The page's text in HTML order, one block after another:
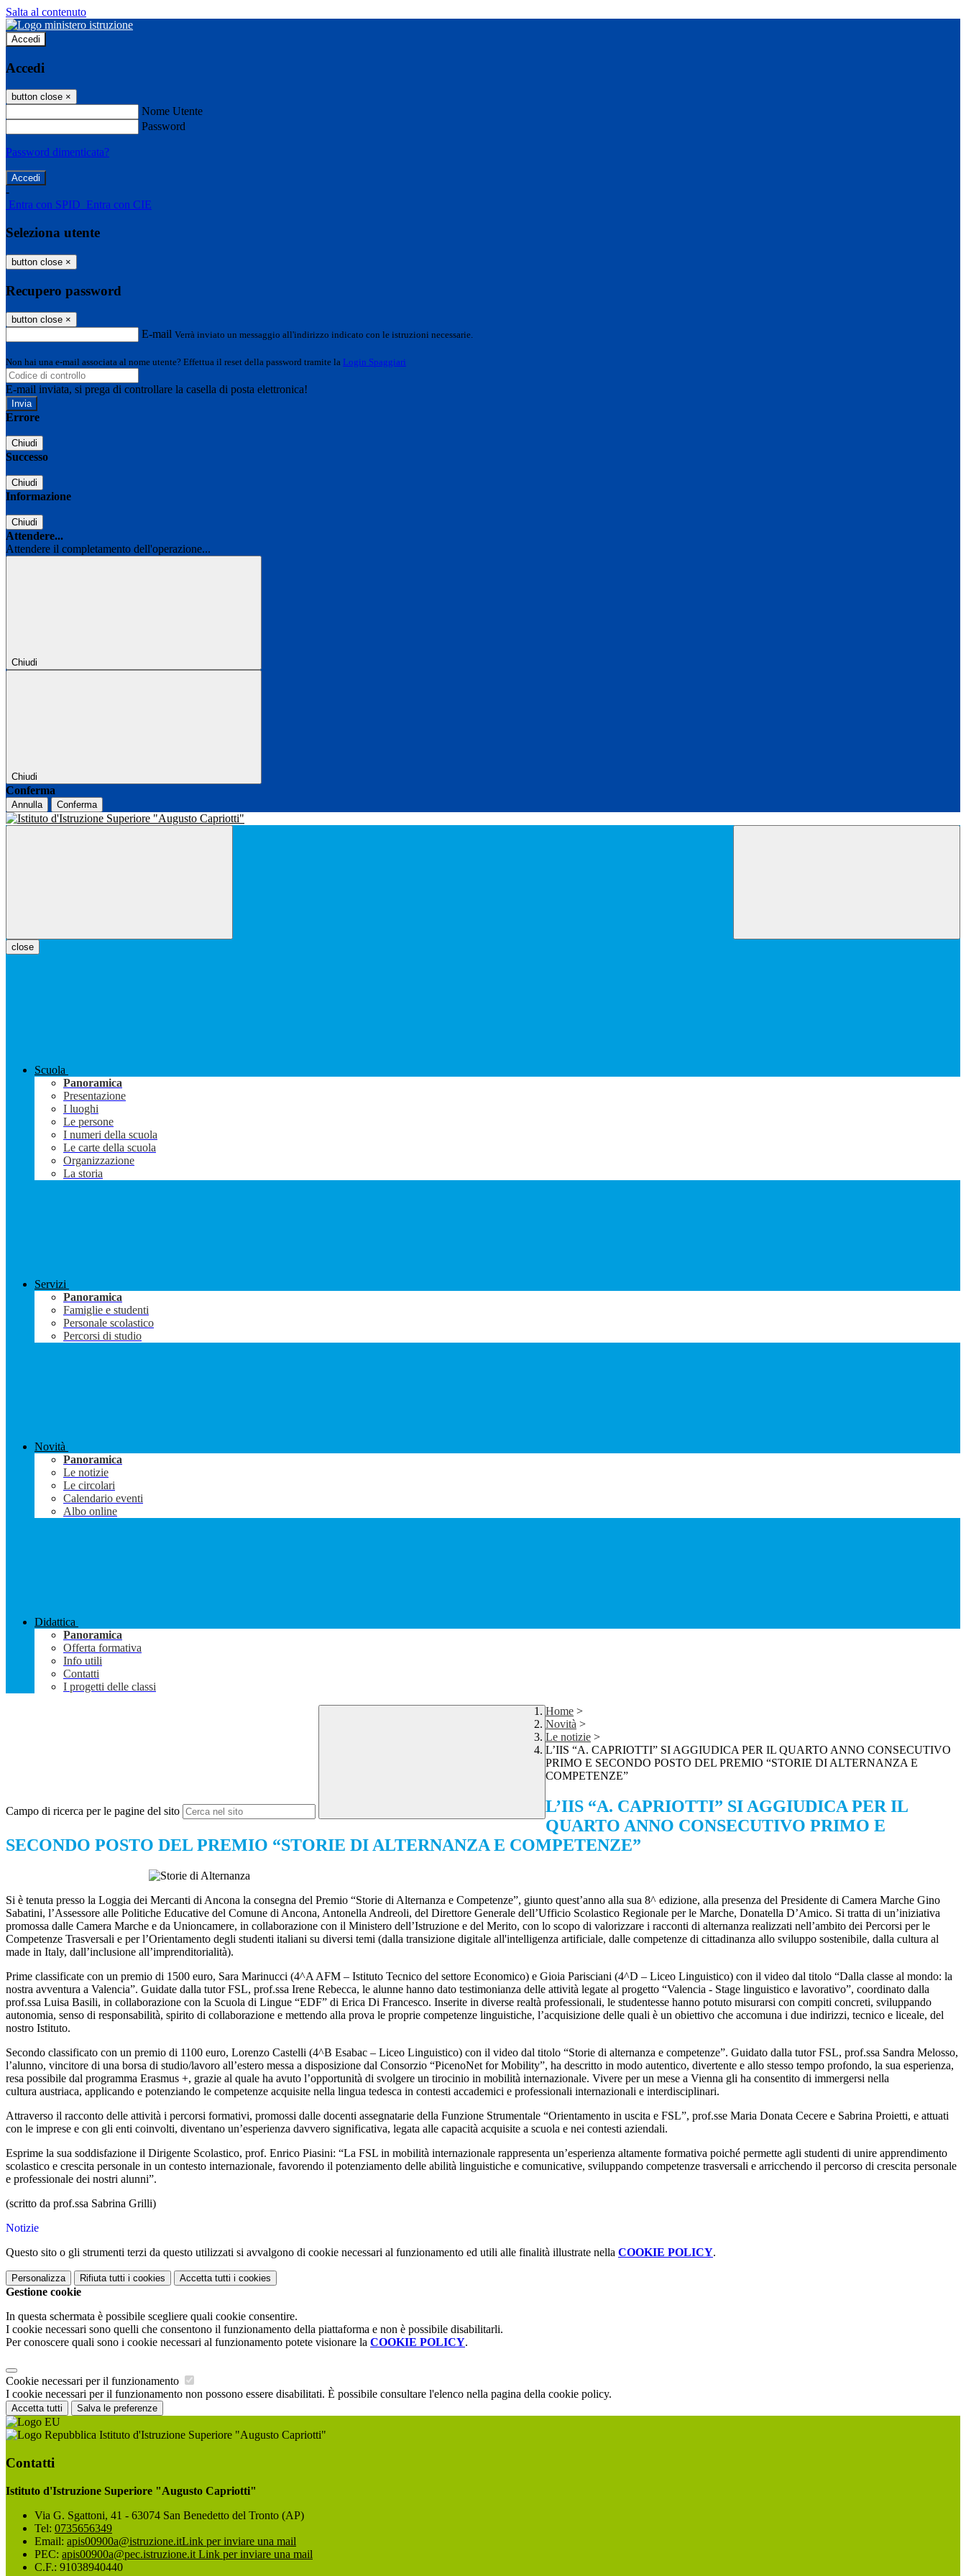
Salta al contenuto
Accedi
Accedi
button close ×
Nome Utente
Password
Password dimenticata?
-
Entra con SPID Entra con CIE
Seleziona utente
button close ×
Recupero password
button close ×
E-mail Verrà inviato un messaggio all'indirizzo indicato con le istruzioni necessarie.
Non hai una e-mail associata al nome utente? Effettua il reset della password tramite la Login Spaggiari
E-mail inviata, si prega di controllare la casella di posta elettronica!
Errore
Chiudi
Successo
Chiudi
Informazione
Chiudi
Attendere...
Attendere il completamento dell'operazione...
Chiudi
Chiudi
Conferma
Annulla Conferma
close
Scuola
Panoramica
Presentazione
I luoghi
Le persone
I numeri della scuola
Le carte della scuola
Organizzazione
La storia
Servizi
Panoramica
Famiglie e studenti
Personale scolastico
Percorsi di studio
Novità
Panoramica
Le notizie
Le circolari
Calendario eventi
Albo online
Didattica
Panoramica
Offerta formativa
Info utili
Contatti
I progetti delle classi
Campo di ricerca per le pagine del sito
Home >
Novità >
Le notizie >
L’IIS “A. CAPRIOTTI” SI AGGIUDICA PER IL QUARTO ANNO CONSECUTIVO
PRIMO E SECONDO POSTO DEL PREMIO “STORIE DI ALTERNANZA E
COMPETENZE”
L’IIS “A. CAPRIOTTI” SI AGGIUDICA PER IL
QUARTO ANNO CONSECUTIVO PRIMO E
SECONDO POSTO DEL PREMIO “STORIE DI ALTERNANZA E COMPETENZE”
Si è tenuta presso la Loggia dei Mercanti di Ancona la consegna del Premio “Storie di Alternanza e Competenze”, giunto quest’anno alla sua 8^ edizione, alla presenza del Presidente di Camera Marche Gino
Sabatini, l’Assessore alle Politiche Educative del Comune di Ancona, Antonella Andreoli, del Direttore Generale dell’Ufficio Scolastico Regionale per le Marche, Donatella D’Amico. Si tratta di un’iniziativa
promossa dalle Camera Marche e da Unioncamere, in collaborazione con il Ministero dell’Istruzione e del Merito, con lo scopo di valorizzare i racconti di alternanza realizzati nell’ambito dei Percorsi per le
Competenze Trasversali e per l’Orientamento degli studenti italiani su diversi temi (dalla transizione digitale all'intelligenza artificiale, dalle competenze di cittadinanza allo sviluppo sostenibile, dalla cultura al
made in Italy, dall’inclusione all’imprenditorialità).
Prime classificate con un premio di 1500 euro, Sara Marinucci (4^A AFM – Istituto Tecnico del settore Economico) e Gioia Parisciani (4^D – Liceo Linguistico) con il video dal titolo “Dalla classe al mondo: la
nostra avventura a Valencia”. Guidate dalla tutor FSL, prof.ssa Irene Rebecca, le alunne hanno dato testimonianza delle attività legate al progetto “Valencia - Stage linguistico e lavorativo”, coordinato dalla
prof.ssa Luisa Basili, in collaborazione con la Scuola di Lingue “EDF” di Erica Di Francesco. Inserite in diverse realtà professionali, le studentesse hanno potuto misurarsi con compiti concreti, sviluppando
autonomia, senso di responsabilità, spirito di collaborazione e mettendo alla prova le proprie competenze linguistiche, l’acquisizione delle quali è un obiettivo che accomuna i due indirizzi, tecnico e liceale, del
nostro Istituto.
Secondo classificato con un premio di 1100 euro, Lorenzo Castelli (4^B Esabac – Liceo Linguistico) con il video dal titolo “Storie di alternanza e competenze”. Guidato dalla tutor FSL, prof.ssa Sandra Melosso,
l’alunno, vincitore di una borsa di studio/lavoro all’estero messa a disposizione dal Consorzio “PicenoNet for Mobility”, ha descritto in modo autentico, divertente e allo stesso tempo profondo, la sua esperienza,
resa possibile dal programma Erasmus +, grazie al quale ha avuto l’opportunità di svolgere un tirocinio in mobilità internazionale. Vivere per un mese a Vienna gli ha consentito di immergersi nella
cultura austriaca, applicando e potenziando le competenze acquisite nella lingua tedesca in contesti accademici e professionali internazionali e interdisciplinari.
Attraverso il racconto delle attività i percorsi formativi, promossi dalle docenti assegnatarie della Funzione Strumentale “Orientamento in uscita e FSL”, prof.sse Maria Donata Cecere e Sabrina Proietti, e attuati
con le imprese e con gli enti coinvolti, diventano un’esperienza davvero significativa, legata alle capacità acquisite a scuola e nei contesti aziendali.
Esprime la sua soddisfazione il Dirigente Scolastico, prof. Enrico Piasini: “La FSL in mobilità internazionale rappresenta un’esperienza altamente formativa poiché permette agli studenti di unire apprendimento
scolastico e crescita personale in un contesto internazionale, favorendo il potenziamento delle abilità linguistiche e comunicative, sviluppando competenze trasversali e arricchendo il percorso di crescita personale
e professionale dei nostri alunni”.
(scritto da prof.ssa Sabrina Grilli)
Notizie
Questo sito o gli strumenti terzi da questo utilizzati si avvalgono di cookie necessari al funzionamento ed utili alle finalità illustrate nella COOKIE POLICY.
Personalizza Rifiuta tutti i cookies Accetta tutti i cookies
Gestione cookie
In questa schermata è possibile scegliere quali cookie consentire.
I cookie necessari sono quelli che consentono il funzionamento della piattaforma e non è possibile disabilitarli.
Per conoscere quali sono i cookie necessari al funzionamento potete visionare la COOKIE POLICY.
Cookie necessari per il funzionamento
I cookie necessari per il funzionamento non possono essere disabilitati. È possibile consultare l'elenco nella pagina della cookie policy.
Accetta tutti Salva le preferenze
Istituto d'Istruzione Superiore "Augusto Capriotti"
Contatti
Istituto d'Istruzione Superiore "Augusto Capriotti"
Via G. Sgattoni, 41 - 63074 San Benedetto del Tronto (AP)
Tel: 0735656349
Email: apis00900a@istruzione.itLink per inviare una mail
PEC: apis00900a@pec.istruzione.it Link per inviare una mail
C.F.: 91038940440